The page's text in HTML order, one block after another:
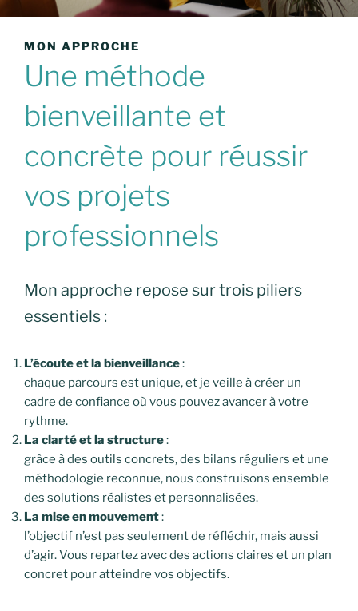
MON APPROCHE
Une méthode
bienveillante et
concrète pour réussir
vos projets
professionnels
Mon approche repose sur trois piliers
essentiels :
L’écoute et la bienveillance:
chaque parcours est unique, et je veille à créer un
cadre de confiance où vous pouvez avancer à votre
rythme.
La clarté et la structure:
grâce à des outils concrets, des bilans réguliers et une
méthodologie reconnue, nous construisons ensemble
des solutions réalistes et personnalisées.
La mise en mouvement:
l’objectif n’est pas seulement de réfléchir, mais aussi
d’agir. Vous repartez avec des actions claires et un plan
concret pour atteindre vos objectifs.